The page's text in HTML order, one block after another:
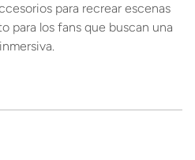
para recrear escenas
para los fans que buscan una